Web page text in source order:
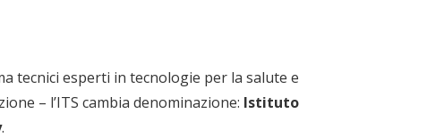
tecnici esperti in tecnologie per la salute e
– l’ITS cambia denominazione: Istituto
.